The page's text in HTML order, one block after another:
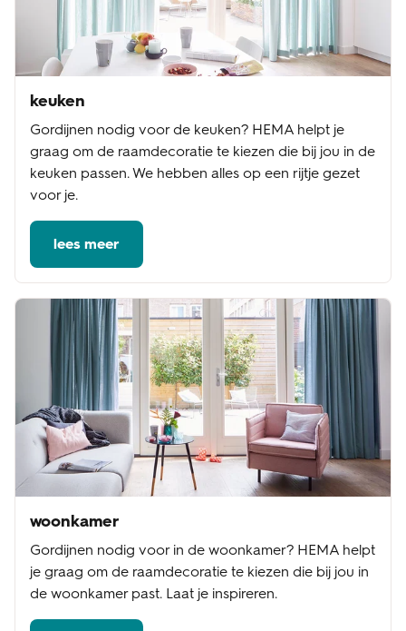
keuken
Gordijnen nodig voor de keuken? HEMA helpt je
graag om de raamdecoratie te kiezen die bij jou in de
keuken passen. We hebben alles op een rijtje gezet
voor je.
lees meer
woonkamer
Gordijnen nodig voor in de woonkamer? HEMA helpt
je graag om de raamdecoratie te kiezen die bij jou in
de woonkamer past. Laat je inspireren.